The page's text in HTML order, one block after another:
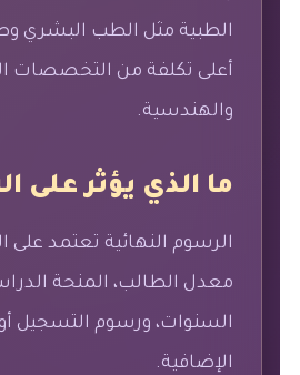
الطبية مثل الطب البشري
أعلى تكلفة من التخصصات
والهندسية.
ما الذي يؤثر على
الرسوم النهائية تعتمد
معدل الطالب، المنحة
السنوات، ورسوم التسجيل
الإضافية.